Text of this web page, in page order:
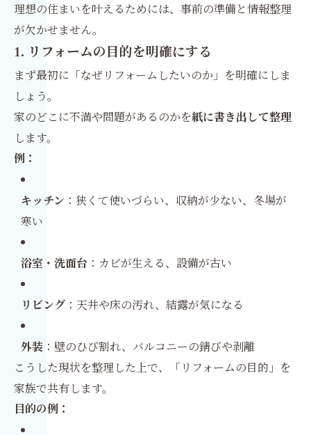
理想の住まいを叶えるためには、事前の準備と情報整理
が欠かせません。
1. リフォームの目的を明確にする
まず最初に「なぜリフォームしたいのか」を明確にしま
しょう。
家のどこに不満や問題があるのかを紙に書き出して整理
します。
例：
キッチン ：狭くて使いづらい、収納が少ない、冬場が
寒い
浴室・洗面台 ：カビが生える、設備が古い
リビング ：天井や床の汚れ、結露が気になる
外装 ：壁のひび割れ、バルコニーの錆びや剥離
こうした現状を整理した上で、「リフォームの目的」を
家族で共有します。
目的の例：